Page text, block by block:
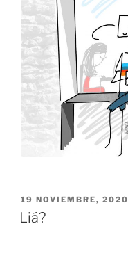
PUBLICADO
EL
19 NOVIEMBRE, 2020
Liá?